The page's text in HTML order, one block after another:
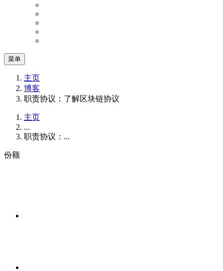
菜单
主页
博客
职责协议：了解区块链协议
主页
...
职责协议：...
份额